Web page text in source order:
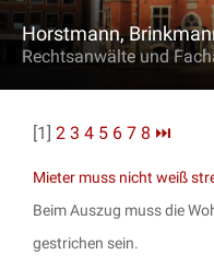
Horstmann,
Rechtsanwälte und
[1] 2 3 4 5 6 7 8 ⏭
Mieter muss nicht weiß
Beim Auszug muss die
gestrichen sein.